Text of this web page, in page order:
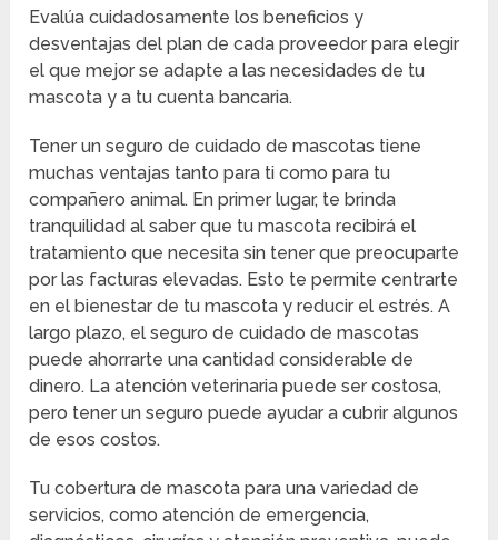
Evalúa cuidadosamente los beneficios y
desventajas del plan de cada proveedor para elegir
el que mejor se adapte a las necesidades de tu
mascota y a tu cuenta bancaria.
Tener un seguro de cuidado de mascotas tiene
muchas ventajas tanto para ti como para tu
compañero animal. En primer lugar, te brinda
tranquilidad al saber que tu mascota recibirá el
tratamiento que necesita sin tener que preocuparte
por las facturas elevadas. Esto te permite centrarte
en el bienestar de tu mascota y reducir el estrés. A
largo plazo, el seguro de cuidado de mascotas
puede ahorrarte una cantidad considerable de
dinero. La atención veterinaria puede ser costosa,
pero tener un seguro puede ayudar a cubrir algunos
de esos costos.
Tu cobertura de mascota para una variedad de
servicios, como atención de emergencia,